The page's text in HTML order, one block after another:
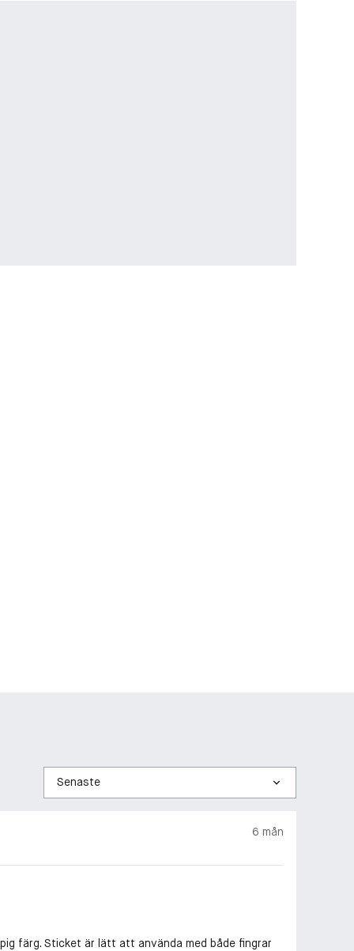
Sortera
efter
6 mån
färg. Sticket är lätt att använda med både fingrar